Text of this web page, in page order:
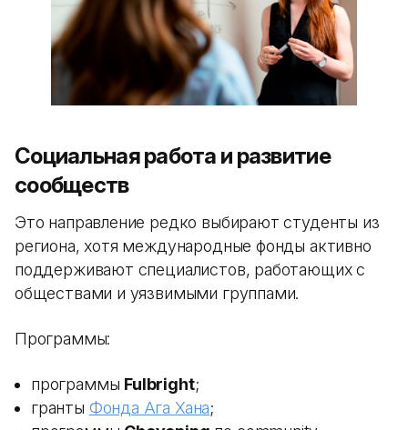
Социальная работа и развитие
сообществ
Это направление редко выбирают студенты из
региона, хотя международные фонды активно
поддерживают специалистов, работающих с
обществами и уязвимыми группами.
Программы:
программы Fulbright;
гранты Фонда Ага Хана;